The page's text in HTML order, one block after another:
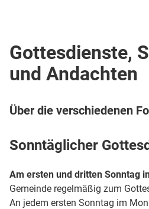
Gottesdienste,
und Andachten
Über die verschiedenen
Sonntäglicher
Am ersten und dritten Sonntag
Gemeinde regelmäßig zum
An jedem ersten Sonntag im